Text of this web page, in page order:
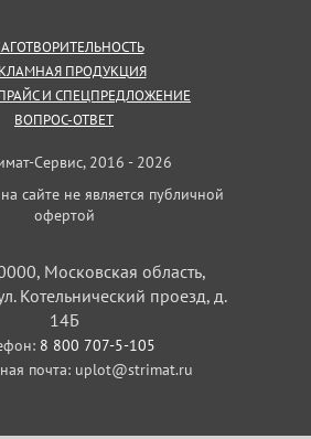
ПРОДУКЦИЯ
И СПЕЦПРЕДЛОЖЕНИЕ
ВОПРОС-ОТВЕТ
Сервис, 2016 - 2026
сайте не является публичной
офертой
Московская область,
Котельнический проезд, д.
14Б
8 800 707-5-105
почта: uplot@strimat.ru